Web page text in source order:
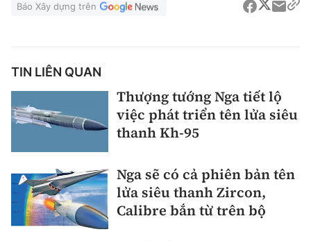
Báo Xây dựng trên
TIN LIÊN QUAN
Thượng tướng Nga tiết lộ
việc phát triển tên lửa siêu
thanh Kh-95
Nga sẽ có cả phiên bản tên
lửa siêu thanh Zircon,
Calibre bắn từ trên bộ